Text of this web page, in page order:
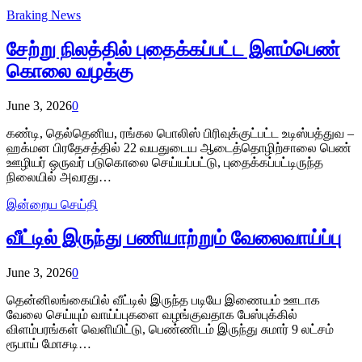
Braking News
சேற்று நிலத்தில் புதைக்கப்பட்ட இளம்பெண்
கொலை வழக்கு
June 3, 20260
கண்டி, தெல்தெனிய, ரங்கல பொலிஸ் பிரிவுக்குட்பட்ட உடிஸ்பத்துவ –
ஹக்மன பிரதேசத்தில் 22 வயதுடைய ஆடைத்தொழிற்சாலை பெண்
ஊழியர் ஒருவர் படுகொலை செய்யப்பட்டு, புதைக்கப்பட்டிருந்த
நிலையில் அவரது…
இன்றைய செய்தி
வீட்டில் இருந்து பணியாற்றும் வேலைவாய்ப்பு
June 3, 20260
தென்னிலங்கையில் வீட்டில் இருந்த படியே இணையம் ஊடாக
வேலை செய்யும் வாய்ப்புகளை வழங்குவதாக பேஸ்புக்கில்
விளம்பரங்கள் வெளியிட்டு, பெண்ணிடம் இருந்து சுமார் 9 லட்சம்
ரூபாய் மோசடி…